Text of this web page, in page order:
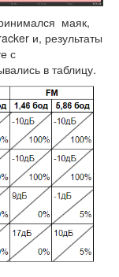
маяк,
и, результаты
с
в таблицу.